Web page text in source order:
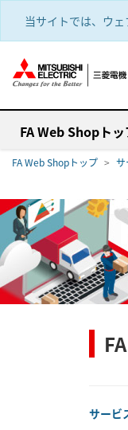
当サイトでは、ウ
FA Web Shopト
FA Web Shopトップ サ
サービ